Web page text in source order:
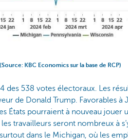
KBC Economics sur la base de RCP)
des 538 votes électoraux. Les
de Donald Trump. Favorables à
États pourraient à nouveau jouer
travailleurs seront nombreux à
dans le Michigan, où les